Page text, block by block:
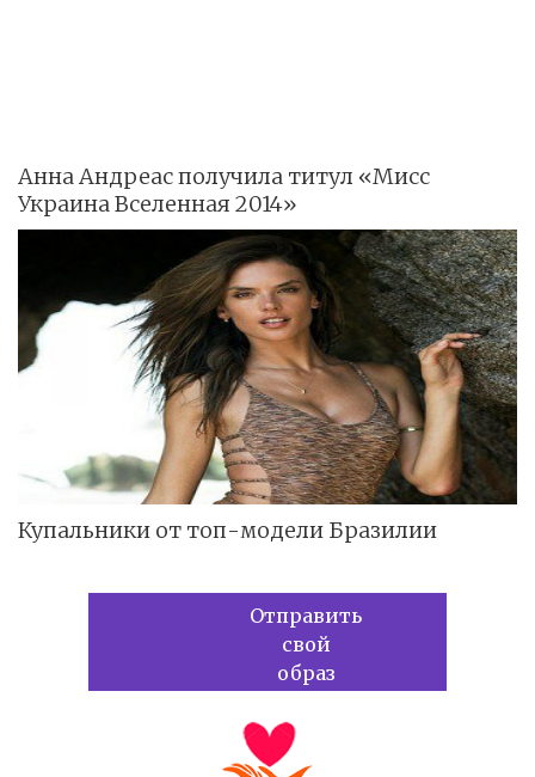
Анна Андреас получила титул «Мисс
Украина Вселенная 2014»
Купальники от топ-модели Бразилии
Отправить
свой
образ